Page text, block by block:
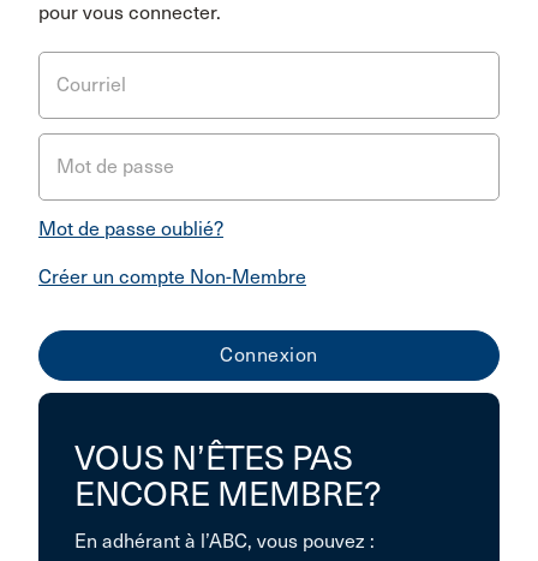
pour vous connecter.
Courriel
Mot de passe
Mot de passe oublié?
Créer un compte Non-Membre
VOUS N’ÊTES PAS
ENCORE MEMBRE?
En adhérant à l’ABC, vous pouvez :